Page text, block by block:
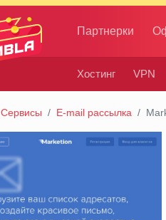
Партнерки
Хостинг VPN
Сервисы E-mail рассылка